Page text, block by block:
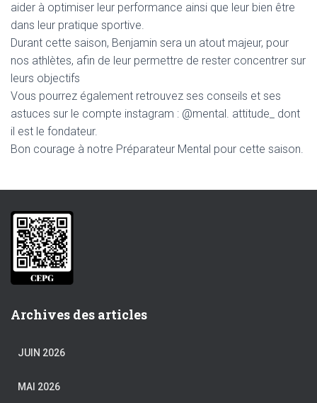
aider à optimiser leur performance ainsi que leur bien être
dans leur pratique sportive.
Durant cette saison, Benjamin sera un atout majeur, pour
nos athlètes, afin de leur permettre de rester concentrer sur
leurs objectifs
Vous pourrez également retrouvez ses conseils et ses
astuces sur le compte instagram : @mental. attitude_ dont
il est le fondateur.
Bon courage à notre Préparateur Mental pour cette saison.
Archives des articles
JUIN 2026
MAI 2026